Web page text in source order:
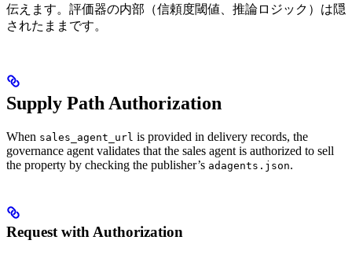
伝えます。評価器の内部（信頼度閾値、推論ロジック）は隠
されたままです。
Supply Path Authorization
When sales_agent_url is provided in delivery records, the
governance agent validates that the sales agent is authorized to sell
the property by checking the publisher’s adagents.json.
Request with Authorization